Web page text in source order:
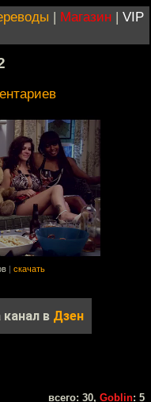
| Магазин | VIP
скачать
в Дзен
всего: 30, Goblin: 5